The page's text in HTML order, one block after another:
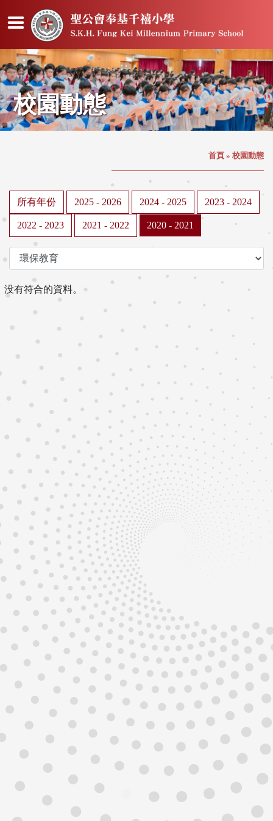
校園動態
首頁 » 校園動態
所有年份 2025 - 2026 2024 - 2025 2023 - 2024
2022 - 2023 2021 - 2022 2020 - 2021
没有符合的資料。